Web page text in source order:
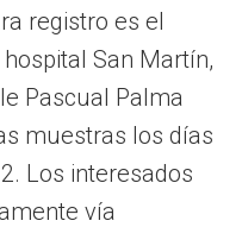
registro es el
San Martín,
Pascual Palma
muestras los días
Los interesados
vía